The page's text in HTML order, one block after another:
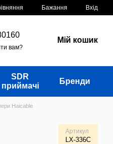
Бажання Вхід
вам?
Мій кошик
SDR
приймачі
Бренди
Haicable
Артикул
LX-336C